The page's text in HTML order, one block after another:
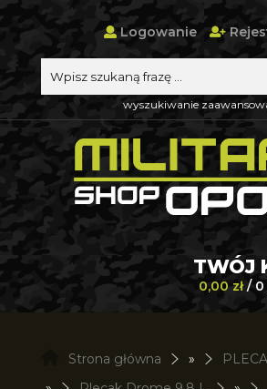
Logowanie
wyszukiwanie
TWÓJ
0,00 zł/ 0
Strona główna »